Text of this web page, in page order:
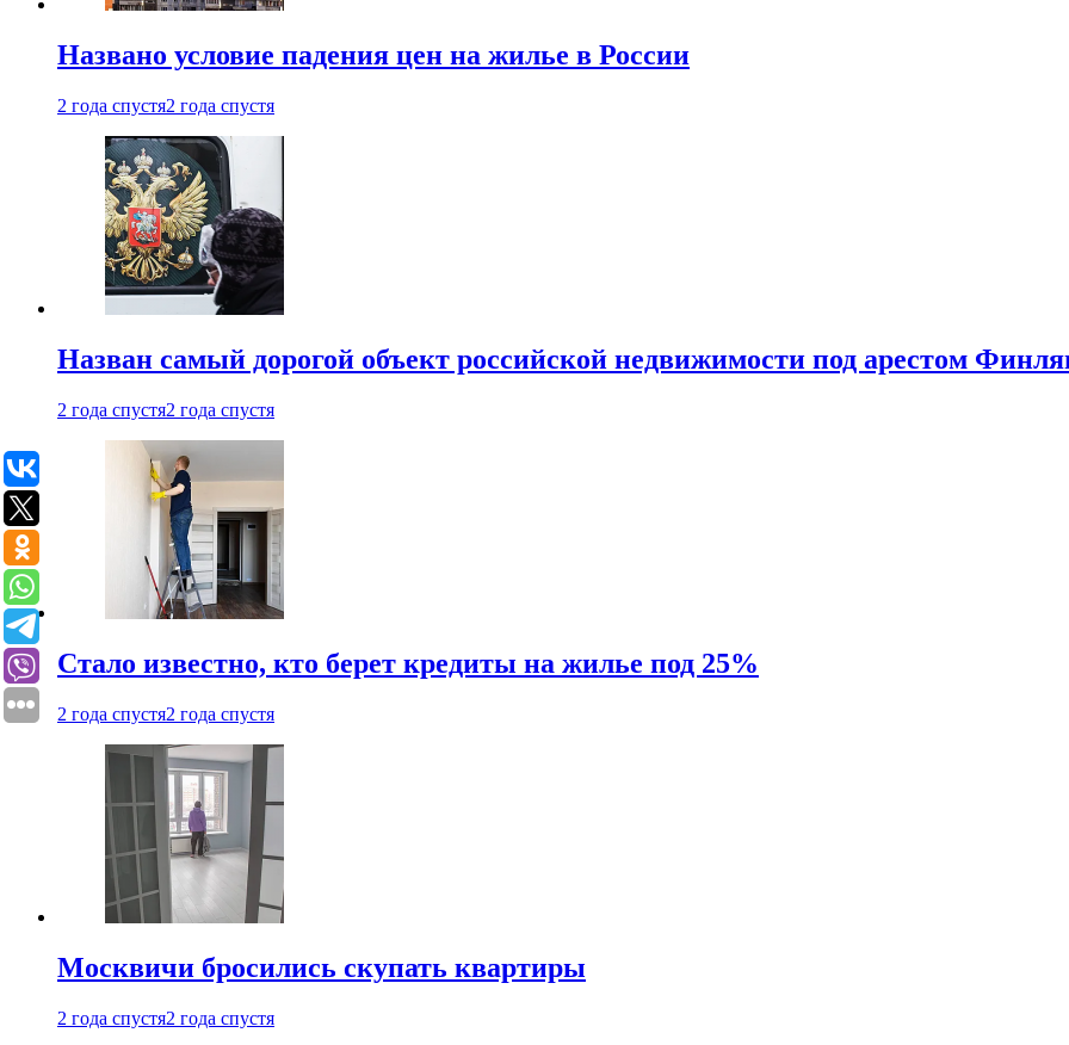
Названо условие падения цен на жилье в России
2 года спустя2 года спустя
Назван самый дорогой объект российской недвижимости под арестом
2 года спустя2 года спустя
Стало известно, кто берет кредиты на жилье под 25%
2 года спустя2 года спустя
Москвичи бросились скупать квартиры
2 года спустя2 года спустя